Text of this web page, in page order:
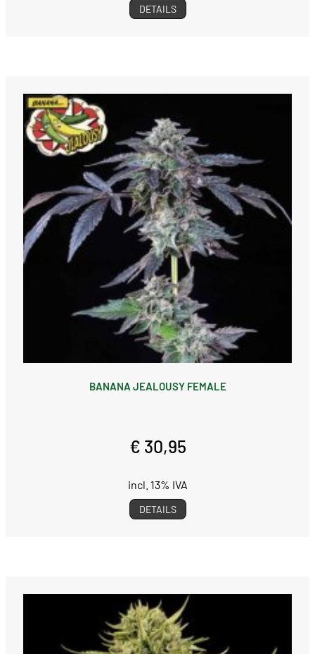
DETAILS
BANANA JEALOUSY FEMALE
€ 30,95
incl. 13% IVA
DETAILS